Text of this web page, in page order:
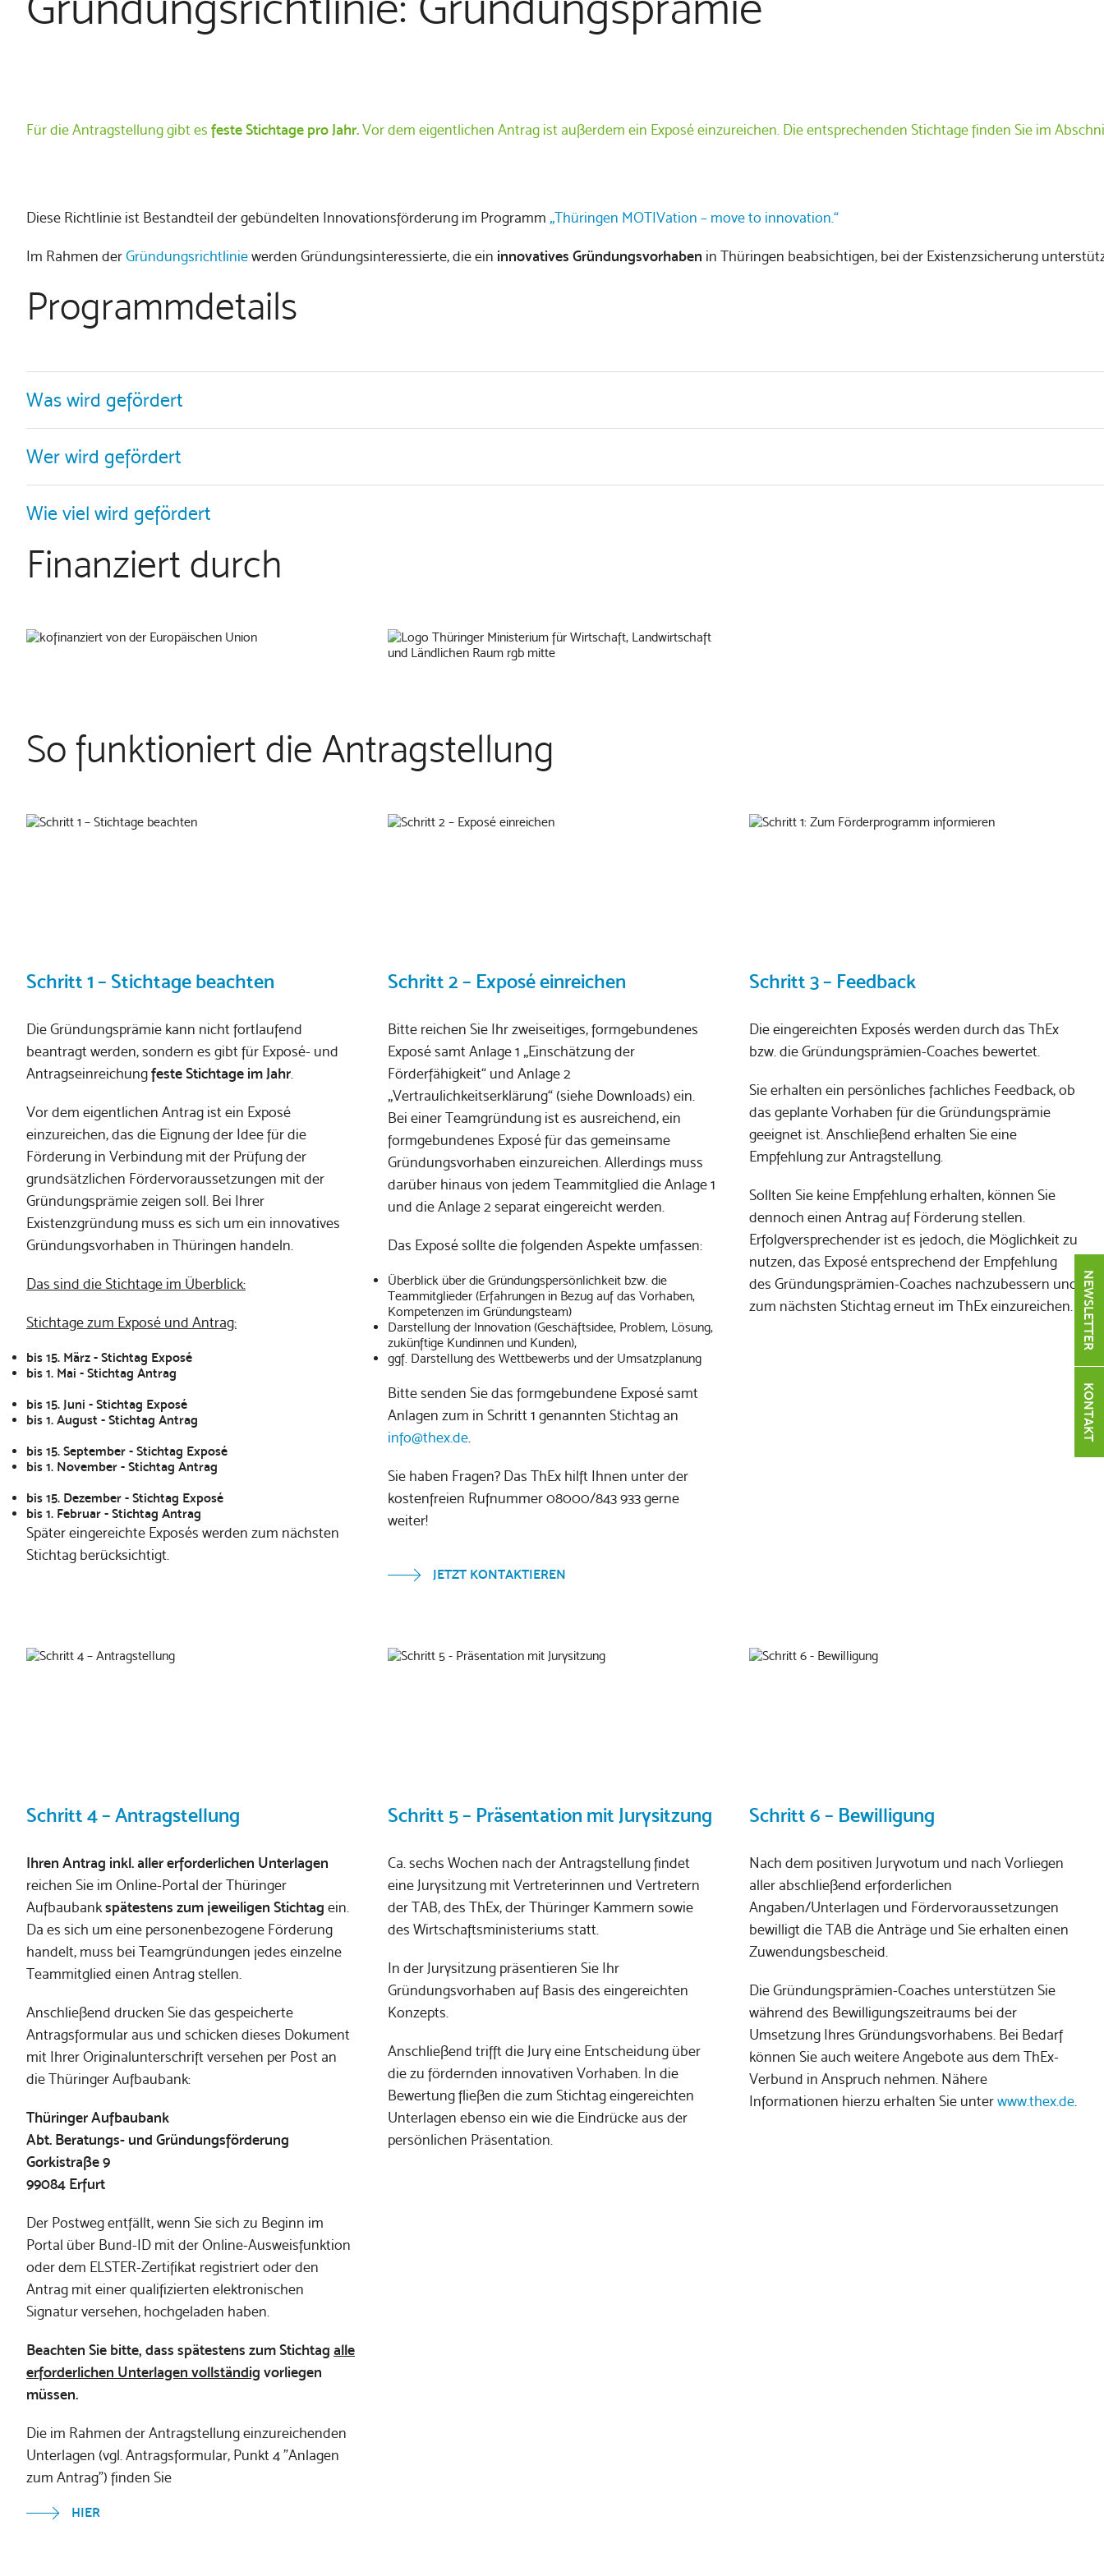
NEWSLETTER
KONTAKT
Für die Antragstellung gibt es feste Stichtage pro Jahr.Vor dem eigentlichen Antrag ist außerdem ein Exposé einzureichen. Die entsprechenden Stichtage finden Sie im
Diese Richtlinie ist Bestandteil der gebündelten Innovationsförderung im Programm „Thüringen MOTIVation – move to innovation.“
Im Rahmen derGründungsrichtliniewerden Gründungsinteressierte, die ein innovatives Gründungsvorhaben in Thüringen beabsichtigen, bei der Existenzsicherung
Programmdetails
Was wird gefördert
Wer wird gefördert
Wie viel wird gefördert
Finanziert durch
So funktioniert die Antragstellung
Schritt 1 – Stichtage beachten
Die Gründungsprämie kann nicht fortlaufend
beantragt werden, sondern es gibt für Exposé- und
Antragseinreichungfeste Stichtage im Jahr
Vor dem eigentlichen Antrag ist ein Exposé
einzureichen, das die Eignung der Idee für die
Förderung in Verbindung mit der Prüfung der
grundsätzlichen Fördervoraussetzungen mit der
Gründungsprämie zeigen soll. Bei Ihrer
Existenzgründung muss es sich um ein innovatives
Gründungsvorhaben in Thüringen handeln.
Das sind die Stichtage im Überblick:
Stichtage zum Exposé und Antrag:
bis 15. März - Stichtag Exposé
bis 1. Mai - Stichtag Antrag
bis 15. Juni - Stichtag Exposé
bis 1. August - Stichtag Antrag
bis 15. September - Stichtag Exposé
bis 1. November - Stichtag Antrag
bis 15. Dezember - Stichtag Exposé
bis 1. Februar - Stichtag Antrag
Später eingereichte Exposés werden zum nächsten
Stichtag berücksichtigt.
Schritt 2 – Exposé einreichen
Bitte reichen Sie Ihr zweiseitiges, formgebundenes
Exposé samt Anlage 1 „Einschätzung der
Förderfähigkeit“ und Anlage 2
„Vertraulichkeitserklärung“ (siehe Downloads) ein.
Bei einer Teamgründung ist es ausreichend, ein
formgebundenes Exposé für das gemeinsame
Gründungsvorhaben einzureichen. Allerdings muss
darüber hinaus von jedem Teammitglied die Anlage 1
und die Anlage 2 separat eingereicht werden.
Das Exposé sollte die folgenden Aspekte umfassen:
Überblick über die Gründungspersönlichkeit bzw. die
Teammitglieder (Erfahrungen in Bezug auf das Vorhaben,
Kompetenzen im Gründungsteam)
Darstellung der Innovation (Geschäftsidee, Problem, Lösung,
zukünftige Kundinnen und Kunden),
ggf. Darstellung des Wettbewerbs und der Umsatzplanung
Bitte senden Sie das formgebundene Exposé samt
Anlagen zum in Schritt 1 genannten Stichtag an
info@thex.de.
Sie haben Fragen? Das ThEx hilft Ihnen unter der
kostenfreien Rufnummer 08000/843 933 gerne
weiter!
JETZT KONTAKTIEREN
Schritt 3 – Feedback
Die eingereichten Exposés werden durch das ThEx
bzw. die Gründungsprämien-Coaches bewertet.
Sie erhalten ein persönliches fachliches Feedback, ob
das geplante Vorhaben für die Gründungsprämie
geeignet ist. Anschließend erhalten Sie eine
Empfehlung zur Antragstellung.
Sollten Sie keine Empfehlung erhalten, können Sie
dennoch einen Antrag auf Förderung stellen.
Erfolgversprechender ist es jedoch, die Möglichkeit zu
nutzen, das Exposé entsprechend der Empfehlung
des Gründungsprämien-Coaches nachzubessern und
zum nächsten Stichtag erneut im ThEx einzureichen.
Schritt 4 – Antragstellung
Ihren Antrag inkl. aller erforderlichen Unterlagen
reichen Sie im Online-Portal der Thüringer
Aufbaubankspätestens zum jeweiligen Stichtag ein.
Da es sich um eine personenbezogene Förderung
handelt, muss bei Teamgründungen jedes einzelne
Teammitglied einen Antrag stellen.
Anschließend drucken Sie das gespeicherte
Antragsformular aus und schicken dieses Dokument
mit Ihrer Originalunterschrift versehen per Post an
die Thüringer Aufbaubank:
Thüringer Aufbaubank
Abt. Beratungs- und Gründungsförderung
Gorkistraße 9
99084 Erfurt
Der Postweg entfällt, wenn Sie sich zu Beginn im
Portal über Bund-ID mit der Online-Ausweisfunktion
oder dem ELSTER-Zertifikat registriert oder den
Antrag mit einer qualifizierten elektronischen
Signatur versehen, hochgeladen haben.
Beachten Sie bitte, dass spätestens zum Stichtag alle
erforderlichen Unterlagen vollständig vorliegen
müssen.
Die im Rahmen der Antragstellung einzureichenden
Unterlagen (vgl. Antragsformular, Punkt 4 "Anlagen
zum Antrag") finden Sie
HIER
Schritt 5 – Präsentation mit Jurysitzung
Ca. sechs Wochen nach der Antragstellung findet
eine Jurysitzung mit Vertreterinnen und Vertretern
der TAB, des ThEx, der Thüringer Kammern sowie
des Wirtschaftsministeriums statt.
In der Jurysitzung präsentieren Sie Ihr
Gründungsvorhaben auf Basis des eingereichten
Konzepts.
Anschließend trifft die Jury eine Entscheidung über
die zu fördernden innovativen Vorhaben. In die
Bewertung fließen die zum Stichtag eingereichten
Unterlagen ebenso ein wie die Eindrücke aus der
persönlichen Präsentation.
Schritt 6 – Bewilligung
Nach dem positiven Juryvotum und nach Vorliegen
aller abschließend erforderlichen
Angaben/Unterlagen und Fördervoraussetzungen
bewilligt die TAB die Anträge und Sie erhalten einen
Zuwendungsbescheid.
Die Gründungsprämien-Coaches unterstützen Sie
während des Bewilligungszeitraums bei der
Umsetzung Ihres Gründungsvorhabens. Bei Bedarf
können Sie auch weitere Angebote aus dem ThEx-
Verbund in Anspruch nehmen. Nähere
Informationen hierzu erhalten Sie unterwww.thex.de.